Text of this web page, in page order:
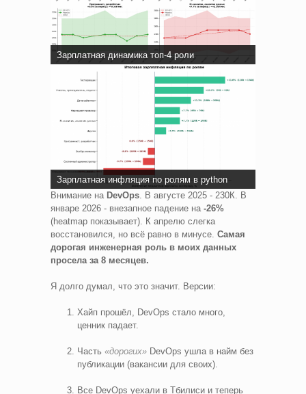
Зарплатная динамика топ-4 роли
Зарплатная инфляция по ролям в python
Внимание на DevOps . В августе 2025 - 230К. В
январе 2026 - внезапное падение на -26%
(heatmap показывает). К апрелю слегка
восстановился, но всё равно в минусе. Самая
дорогая инженерная роль в моих данных
просела за 8 месяцев.
Я долго думал, что это значит. Версии:
Хайп прошёл, DevOps стало много,
ценник падает.
Часть «дорогих» DevOps ушла в найм без
публикации (вакансии для своих).
Все DevOps уехали в Тбилиси и теперь